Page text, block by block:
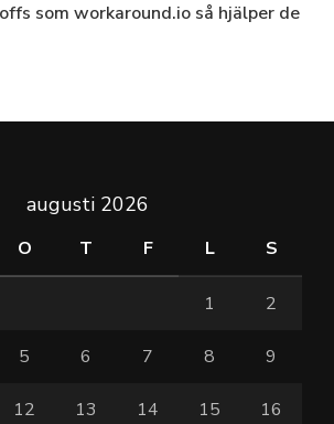
som workaround.io så hjälper de
augusti 2026
O T F L S
1 2
5 6 7 8 9
12 13 14 15 16